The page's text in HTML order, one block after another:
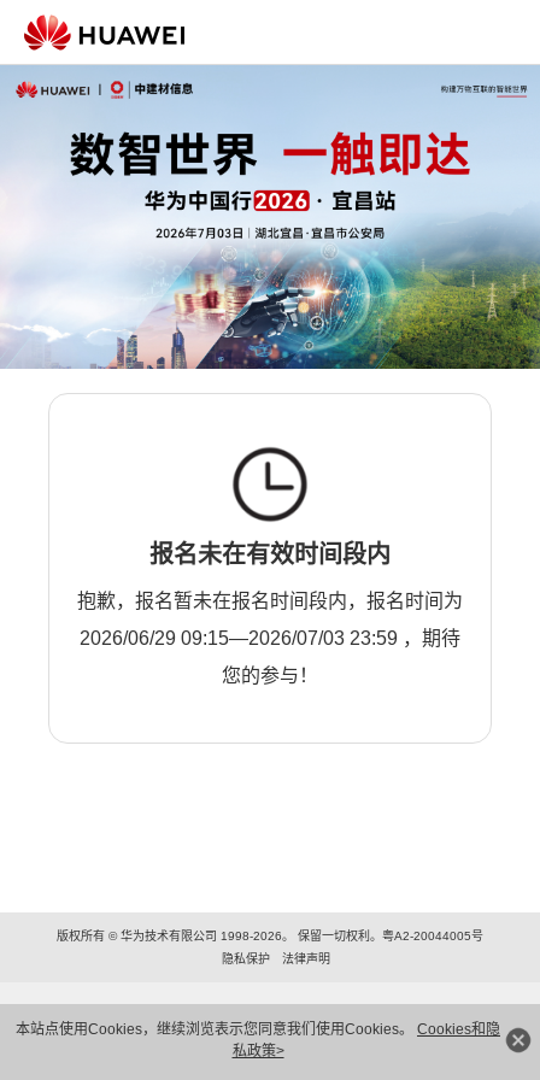
本站点使用Cookies，继续浏览表示您同意我们使用Cookies。 Cookies和隐
私政策>
报名未在有效时间段内
抱歉，报名暂未在报名时间段内，报名时间为
2026/06/29 09:15—2026/07/03 23:59 ，期待
您的参与！
版权所有 © 华为技术有限公司 1998-2026。 保留一切权利。粤A2-20044005号
隐私保护
法律声明